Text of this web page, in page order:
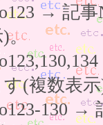
→ 記事
。
(複数表
130 →